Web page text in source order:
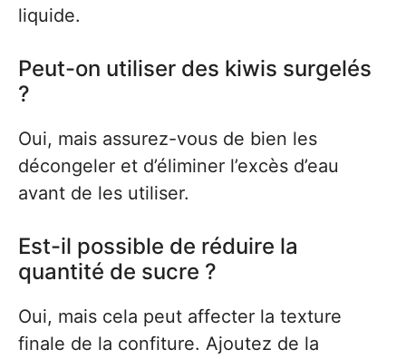
liquide.
Peut-on utiliser des kiwis surgelés
?
Oui, mais assurez-vous de bien les
décongeler et d’éliminer l’excès d’eau
avant de les utiliser.
Est-il possible de réduire la
quantité de sucre ?
Oui, mais cela peut affecter la texture
finale de la confiture. Ajoutez de la